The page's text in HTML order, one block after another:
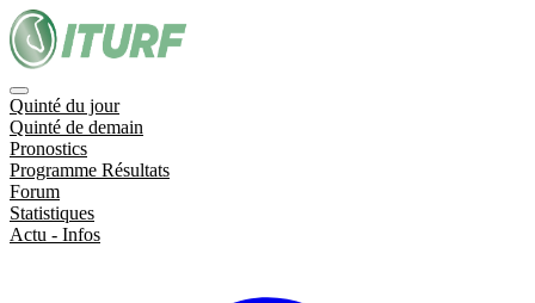
Quinté du jour
Quinté de demain
Pronostics
Programme Résultats
Forum
Statistiques
Actu - Infos